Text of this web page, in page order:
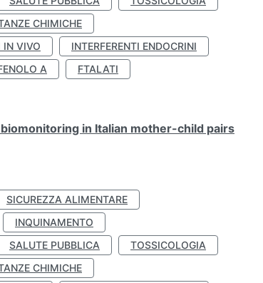
CHIMICHE
IN VIVO
INTERFERENTI ENDOCRINI
A
FTALATI
biomonitoring in Italian mother-child pairs
SICUREZZA ALIMENTARE
INQUINAMENTO
SALUTE PUBBLICA
TOSSICOLOGIA
CHIMICHE